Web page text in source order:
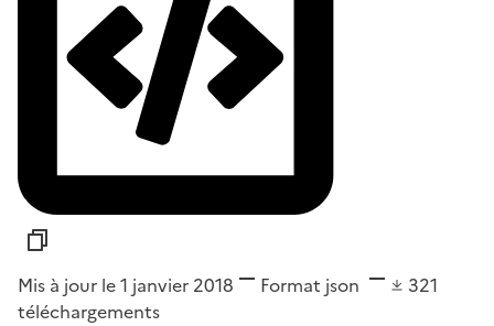
Mis à jour le 1 janvier 2018 Format json
321
téléchargements